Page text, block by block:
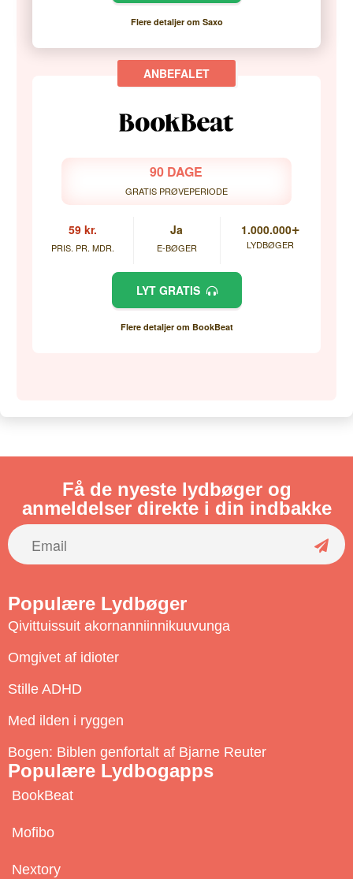
Flere detaljer om Saxo
90 DAGE
GRATIS PRØVEPERIODE
59 kr.
PRIS. PR. MDR.
Ja
E-BØGER
1.000.000+
LYDBØGER
LYT GRATIS
Flere detaljer om BookBeat
Få de nyeste lydbøger og
anmeldelser direkte i din indbakke
S
Populære Lydbøger
Qivittuissuit akornanniinnikuuvunga
Omgivet af idioter
Stille ADHD
Med ilden i ryggen
Bogen: Biblen genfortalt af Bjarne Reuter
Populære Lydbogapps
BookBeat
Mofibo
Nextory